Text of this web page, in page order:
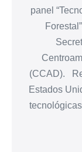
panel
(CCAD).
Estados